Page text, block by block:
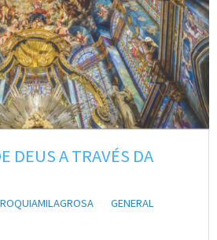
DEUS A TRAVÉS DA
GENERAL